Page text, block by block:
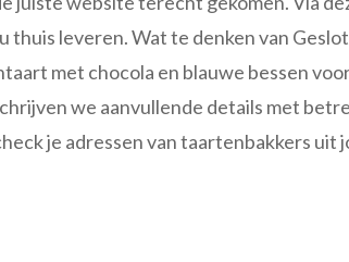
thuis leveren. Wat te denken van
met chocola en blauwe bessen
we aanvullende details met
je adressen van taartenbakkers uit